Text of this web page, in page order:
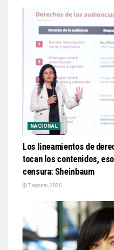
NACIONAL
Los lineamientos de
tocan los contenidos,
censura: Sheinbaum
7 agosto, 2026